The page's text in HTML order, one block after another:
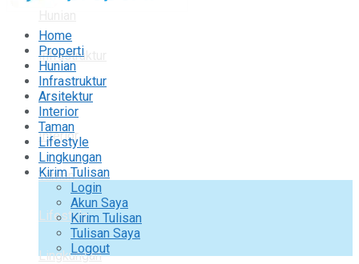
Infrastruktur
Arsitektur
Interior
Taman
Lifestyle
Lingkungan
Home
Properti
Hunian
Infrastruktur
Arsitektur
Interior
Taman
Lifestyle
Lingkungan
Kirim Tulisan
Login
Akun Saya
Kirim Tulisan
Tulisan Saya
Logout